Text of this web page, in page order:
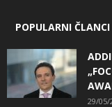
POPULARNI ČLANCI
29/05/